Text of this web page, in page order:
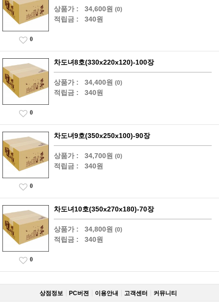
상품가 : 34,600원 (0)
적립금 : 340원
0
차도녀8호(330x220x120)-100장
상품가 : 34,400원 (0)
적립금 : 340원
0
차도녀9호(350x250x100)-90장
상품가 : 34,700원 (0)
적립금 : 340원
0
차도녀10호(350x270x180)-70장
상품가 : 34,800원 (0)
적립금 : 340원
0
상점정보 PC버젼 이용안내 고객센터 커뮤니티